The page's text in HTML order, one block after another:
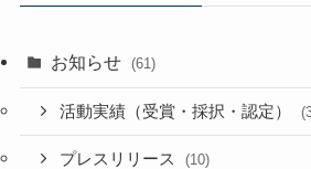
お知らせ (61)
活動実績（受賞・採択・認定）
プレスリリース (10)